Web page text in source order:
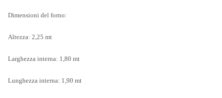
Dimensioni del forno:
Altezza: 2,25 mt
Larghezza interna: 1,80 mt
Lunghezza interna: 1,90 mt